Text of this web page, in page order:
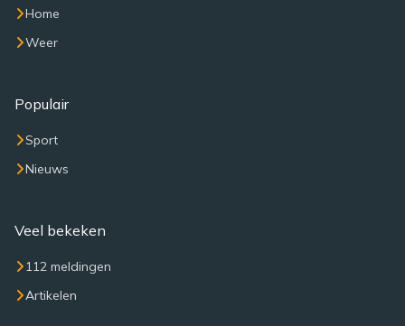
Home
Weer
Populair
Sport
Nieuws
Veel bekeken
112 meldingen
Artikelen